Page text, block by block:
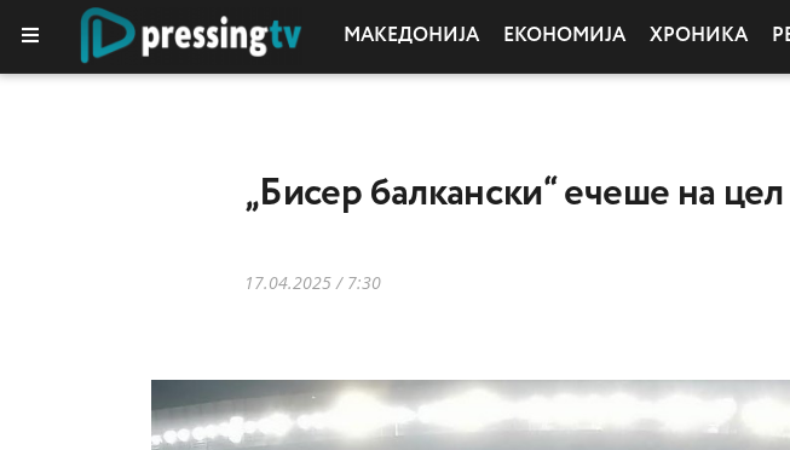
МАКЕДОНИЈА ЕКОНОМИЈА ХРОНИКА
„Бисер балкански“ ечеше на
17.04.2025 / 7:30